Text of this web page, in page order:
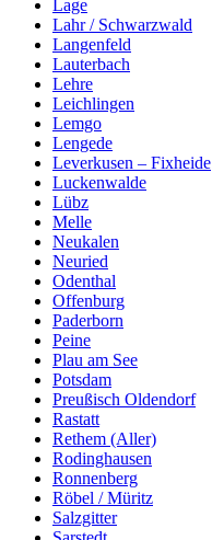
Lage
Lahr / Schwarzwald
Langenfeld
Lauterbach
Lehre
Leichlingen
Lemgo
Lengede
Leverkusen – Fixheide
Luckenwalde
Lübz
Melle
Neukalen
Neuried
Odenthal
Offenburg
Paderborn
Peine
Plau am See
Potsdam
Preußisch Oldendorf
Rastatt
Rethem (Aller)
Rodinghausen
Ronnenberg
Röbel / Müritz
Salzgitter